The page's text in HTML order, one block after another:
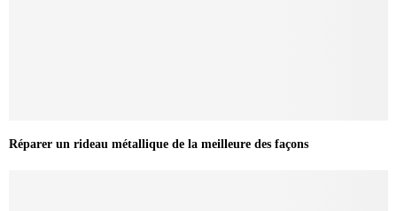
Réparer un rideau métallique de la meilleure des façons